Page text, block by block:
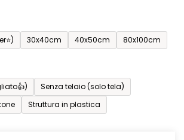
30x40cm 40x50cm 80x100cm
Senza telaio (solo tela)
Struttura in plastica